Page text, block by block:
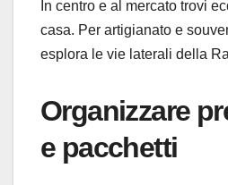
In centro e al mercato trovi
casa. Per artigianato e
esplora le vie laterali della
Organizzare
e pacchetti